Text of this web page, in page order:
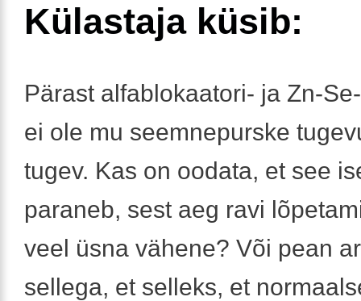
Külastaja küsib:
Pärast alfablokaatori- ja Zn-
ei ole mu seemnepurske
tugev. Kas on oodata, et see
paraneb, sest aeg ravi
veel üsna vähene? Või pean
sellega, et selleks, et